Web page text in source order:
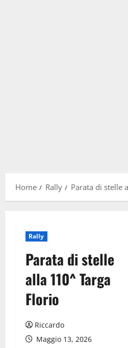
Home Rally Parata di stelle
Rally
Parata di stelle
alla 110^ Targa
Florio
Riccardo
Maggio 13, 2026